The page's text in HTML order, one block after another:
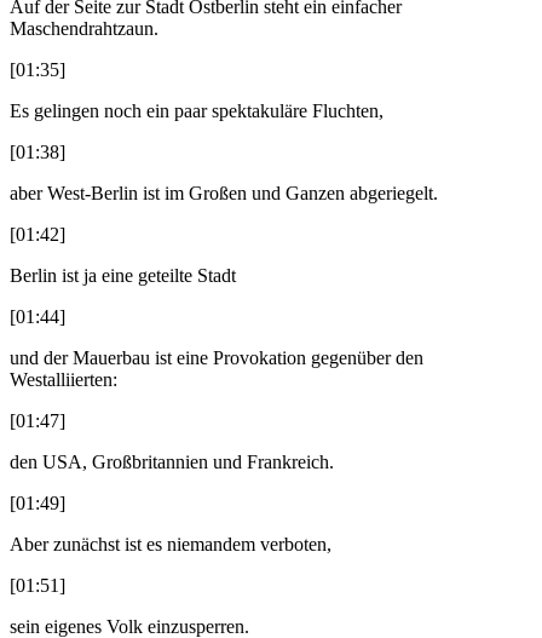
Auf der Seite zur Stadt Ostberlin steht ein einfacher
Maschendrahtzaun.
[01:35]
Es gelingen noch ein paar spektakuläre Fluchten,
[01:38]
aber West-Berlin ist im Großen und Ganzen abgeriegelt.
[01:42]
Berlin ist ja eine geteilte Stadt
[01:44]
und der Mauerbau ist eine Provokation gegenüber den
Westalliierten:
[01:47]
den USA, Großbritannien und Frankreich.
[01:49]
Aber zunächst ist es niemandem verboten,
[01:51]
sein eigenes Volk einzusperren.